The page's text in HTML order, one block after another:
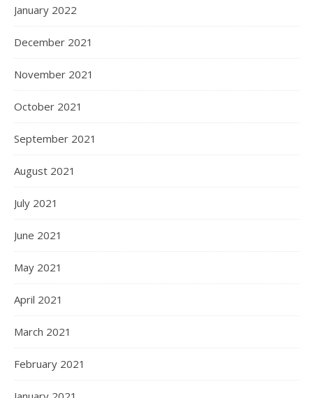
January 2022
December 2021
November 2021
October 2021
September 2021
August 2021
July 2021
June 2021
May 2021
April 2021
March 2021
February 2021